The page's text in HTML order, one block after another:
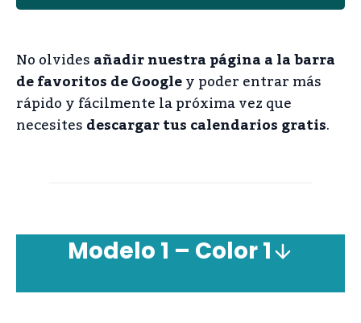
No olvidesañadir nuestra página a la barra
de favoritos de Googley poder entrar más
rápido y fácilmente la próxima vez que
necesitesdescargar tus calendarios gratis.
Modelo 1 – Color 1